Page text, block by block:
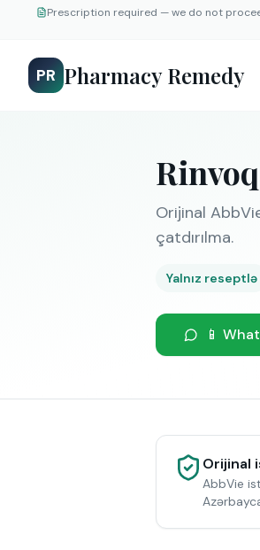
Prescription required — we do not
PR Pharmacy Remedy
Orijinal
çatdırılma.
Yalnız reseptlə
📱
Orijinal
AbbVie